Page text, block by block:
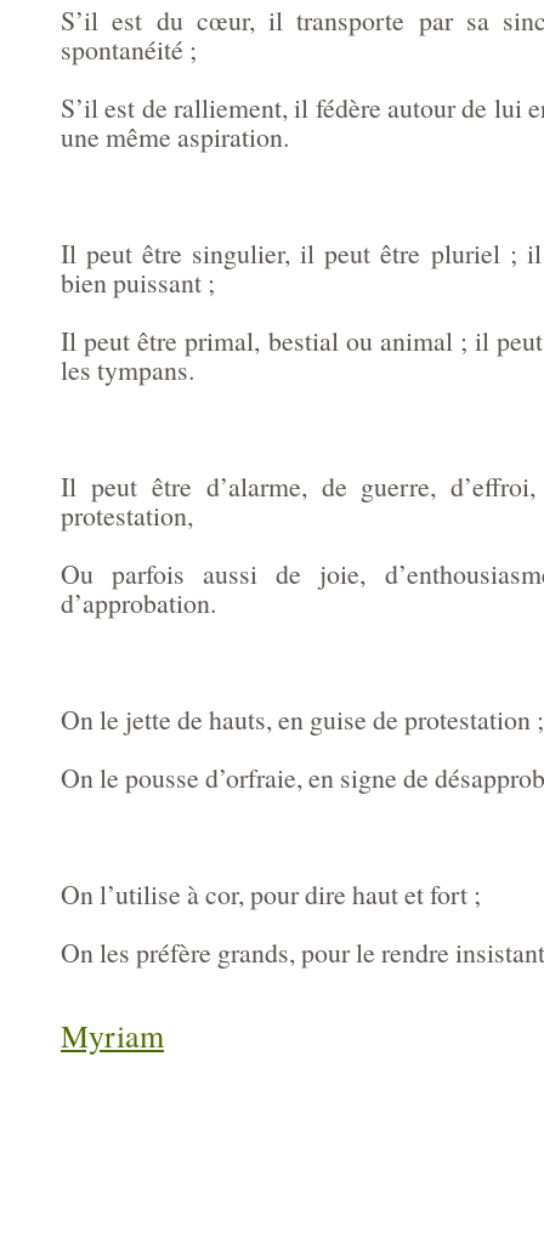
S’il est du cœur, il transporte par sa
spontanéité ;
S’il est de ralliement, il fédère autour de lui
une même aspiration.
Il peut être singulier, il peut être pluriel ;
bien puissant ;
Il peut être primal, bestial ou animal ; il
les tympans.
Il peut être d’alarme, de guerre,
protestation,
Ou parfois aussi de joie,
d’approbation.
On le jette de hauts, en guise de protestation ;
On le pousse d’orfraie, en signe de
On l’utilise à cor, pour dire haut et fort ;
On les préfère grands, pour le rendre
Myriam